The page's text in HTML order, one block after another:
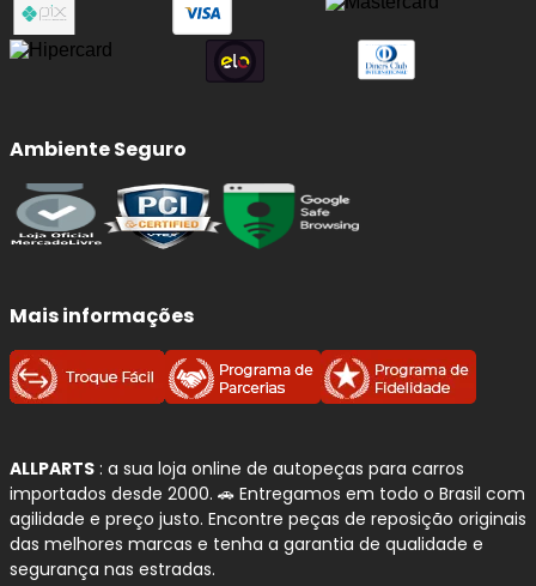
Ambiente Seguro
Mais informações
ALLPARTS : a sua loja online de autopeças para carros
importados desde 2000. 🚗 Entregamos em todo o Brasil com
agilidade e preço justo. Encontre peças de reposição originais
das melhores marcas e tenha a garantia de qualidade e
segurança nas estradas.